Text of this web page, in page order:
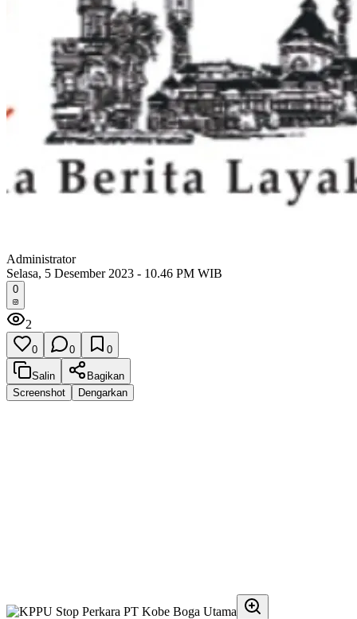
Administrator
Selasa, 5 Desember 2023 - 10.46 PM WIB
0
2
0 0 0
Salin
Bagikan
Screenshot
Dengarkan